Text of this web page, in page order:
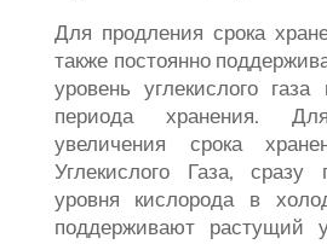
Для продления срока
также постоянно
уровень углекислого
периода хранения.
увеличения срока
Углекислого Газа, сразу
уровня кислорода в
поддерживают растущий